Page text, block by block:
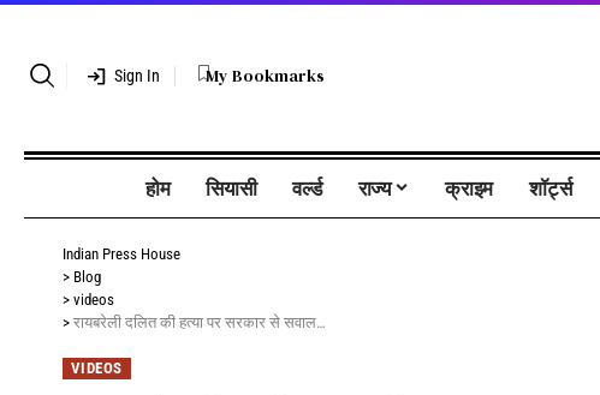
Sign In My Bookmarks
होम सियासी वर्ल्ड राज्य क्राइम शॉर्ट्स
Indian Press House
> Blog
> videos
> रायबरेली दलित की हत्या पर सरकार से सवाल…
VIDEOS